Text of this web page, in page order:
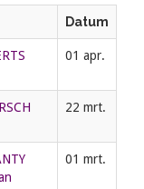
Datum
01 apr.
22 mrt.
01 mrt.